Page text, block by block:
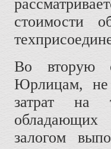
стоимости
Во вторую
Юрлицам, не
затрат на
обладающих
залогом